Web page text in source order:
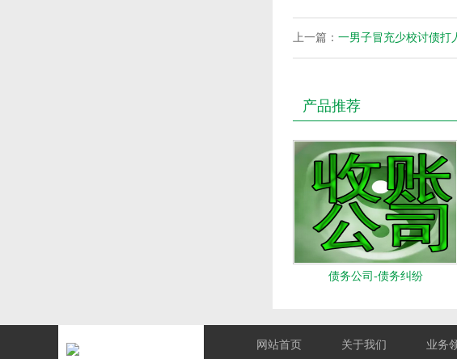
上一篇： 一男子冒充少校讨债打
产品推荐
债务公司-债务纠纷
网站首页 关于我们 业务